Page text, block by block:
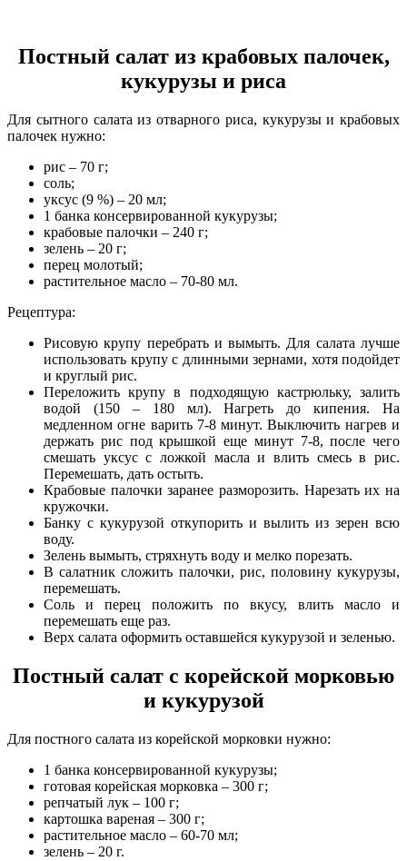
Постный салат из крабовых палочек,
кукурузы и риса
Для сытного салата из отварного риса, кукурузы и крабовых
палочек нужно:
рис – 70 г;
соль;
уксус (9 %) – 20 мл;
1 банка консервированной кукурузы;
крабовые палочки – 240 г;
зелень – 20 г;
перец молотый;
растительное масло – 70-80 мл.
Рецептура:
Рисовую крупу перебрать и вымыть. Для салата лучше
использовать крупу с длинными зернами, хотя подойдет
и круглый рис.
Переложить крупу в подходящую кастрюльку, залить
водой (150 – 180 мл). Нагреть до кипения. На
медленном огне варить 7-8 минут. Выключить нагрев и
держать рис под крышкой еще минут 7-8, после чего
смешать уксус с ложкой масла и влить смесь в рис.
Перемешать, дать остыть.
Крабовые палочки заранее разморозить. Нарезать их на
кружочки.
Банку с кукурузой откупорить и вылить из зерен всю
воду.
Зелень вымыть, стряхнуть воду и мелко порезать.
В салатник сложить палочки, рис, половину кукурузы,
перемешать.
Соль и перец положить по вкусу, влить масло и
перемешать еще раз.
Верх салата оформить оставшейся кукурузой и зеленью.
Постный салат с корейской морковью
и кукурузой
Для постного салата из корейской морковки нужно:
1 банка консервированной кукурузы;
готовая корейская морковка – 300 г;
репчатый лук – 100 г;
картошка вареная – 300 г;
растительное масло – 60-70 мл;
зелень – 20 г.